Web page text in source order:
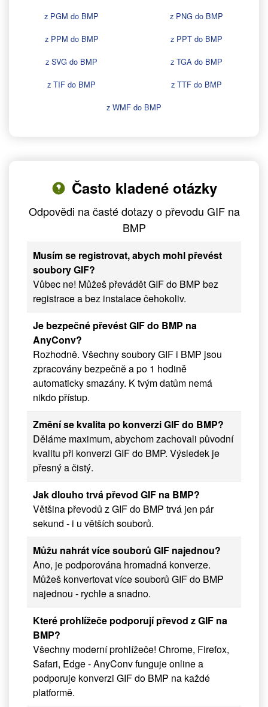
z PGM do BMP
z PNG do BMP
z PPM do BMP
z PPT do BMP
z SVG do BMP
z TGA do BMP
z TIF do BMP
z TTF do BMP
z WMF do BMP
Často kladené otázky
Odpovědi na časté dotazy o převodu GIF na
BMP
Musím se registrovat, abych mohl převést
soubory GIF?
Vůbec ne! Můžeš převádět GIF do BMP bez
registrace a bez instalace čehokoliv.
Je bezpečné převést GIF do BMP na
AnyConv?
Rozhodně. Všechny soubory GIF i BMP jsou
zpracovány bezpečně a po 1 hodině
automaticky smazány. K tvým datům nemá
nikdo přístup.
Změní se kvalita po konverzi GIF do BMP?
Děláme maximum, abychom zachovali původní
kvalitu při konverzi GIF do BMP. Výsledek je
přesný a čistý.
Jak dlouho trvá převod GIF na BMP?
Většina převodů z GIF do BMP trvá jen pár
sekund - i u větších souborů.
Můžu nahrát více souborů GIF najednou?
Ano, je podporována hromadná konverze.
Můžeš konvertovat více souborů GIF do BMP
najednou - rychle a snadno.
Které prohlížeče podporují převod z GIF na
BMP?
Všechny moderní prohlížeče! Chrome, Firefox,
Safari, Edge - AnyConv funguje online a
podporuje konverzi GIF do BMP na každé
platformě.